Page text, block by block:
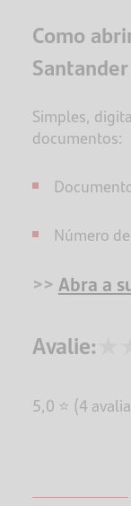
Como
Santander
Simples,
documentos:
Número de
>> Abra a
Avalie:
5,0 ⭐ (4